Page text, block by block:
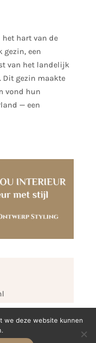
hart van de
gezin, een
van het landelijk
Dit gezin maakte
vond hun
— een
we deze website kunnen